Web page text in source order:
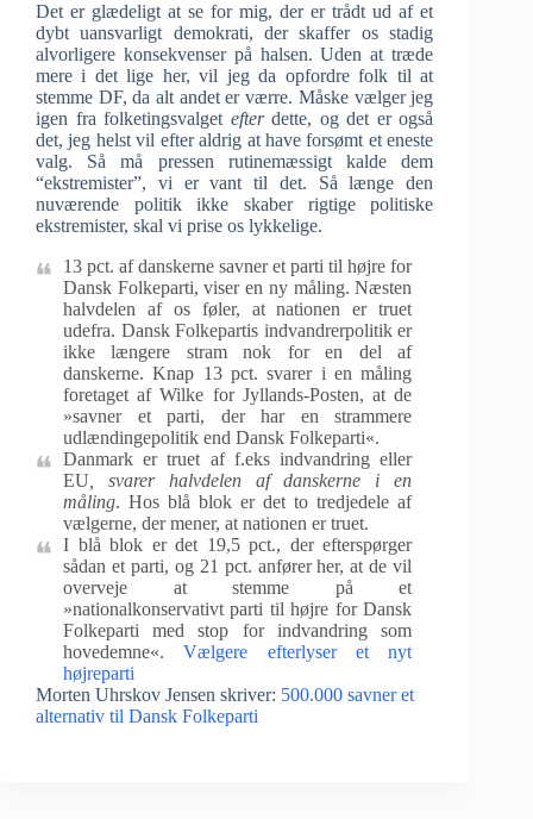
Det er glædeligt at se for mig, der er trådt ud af et
dybt uansvarligt demokrati, der skaffer os stadig
alvorligere konsekvenser på halsen. Uden at træde
mere i det lige her, vil jeg da opfordre folk til at
stemme DF, da alt andet er værre. Måske vælger jeg
igen fra folketingsvalget efterdette, og det er også
det, jeg helst vil efter aldrig at have forsømt et eneste
valg. Så må pressen rutinemæssigt kalde dem
“ekstremister”, vi er vant til det. Så længe den
nuværende politik ikke skaber rigtige politiske
ekstremister, skal vi prise os lykkelige.
13 pct. af danskerne savner et parti til højre for
Dansk Folkeparti, viser en ny måling. Næsten
halvdelen af os føler, at nationen er truet
udefra. Dansk Folkepartis indvandrerpolitik er
ikke længere stram nok for en del af
danskerne. Knap 13 pct. svarer i en måling
foretaget af Wilke for Jyllands-Posten, at de
»savner et parti, der har en strammere
udlændingepolitik end Dansk Folkeparti«.
Danmark er truet af f.eks indvandring eller
EU , svarer halvdelen af danskerne i en
måling. Hos blå blok er det to tredjedele af
vælgerne, der mener, at nationen er truet.
I blå blok er det 19,5 pct., der efterspørger
sådan et parti, og 21 pct. anfører her, at de vil
overveje at stemme på et
»nationalkonservativt parti til højre for Dansk
Folkeparti med stop for indvandring som
hovedemne«. Vælgere efterlyser et nyt
højreparti
Morten Uhrskov Jensen skriver: 500.000 savner et
alternativ til Dansk Folkeparti